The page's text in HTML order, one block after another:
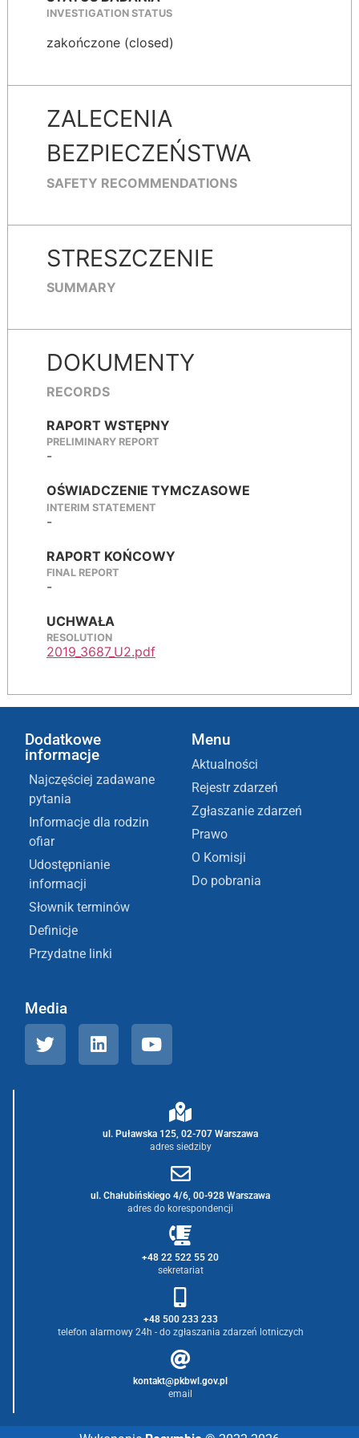
INVESTIGATION STATUS
zakończone (closed)
ZALECENIA
BEZPIECZEŃSTWA
SAFETY RECOMMENDATIONS
STRESZCZENIE
SUMMARY
DOKUMENTY
RECORDS
RAPORT WSTĘPNY
PRELIMINARY REPORT
-
OŚWIADCZENIE TYMCZASOWE
INTERIM STATEMENT
-
RAPORT KOŃCOWY
FINAL REPORT
-
UCHWAŁA
RESOLUTION
2019_3687_U2.pdf
Dodatkowe
informacje
Najczęściej zadawane
pytania
Informacje dla rodzin
ofiar
Udostępnianie
informacji
Słownik terminów
Definicje
Przydatne linki
Menu
Aktualności
Rejestr zdarzeń
Zgłaszanie zdarzeń
Prawo
O Komisji
Do pobrania
Media
ul. Puławska 125, 02-707 Warszawa
adres siedziby
ul. Chałubińskiego 4/6, 00-928 Warszawa
adres do korespondencji
+48 22 522 55 20
sekretariat
+48 500 233 233
telefon alarmowy 24h - do zgłaszania zdarzeń lotniczych
kontakt@pkbwl.gov.pl
email